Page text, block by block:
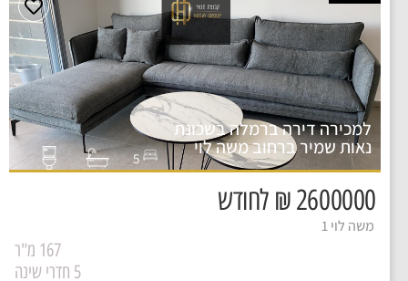
למכירה דירה ברמלה בשכונת
נאות שמיר ברחוב משה לוי 5
2600000 ₪ לחודש
משה לוי 1
167 מ"ר